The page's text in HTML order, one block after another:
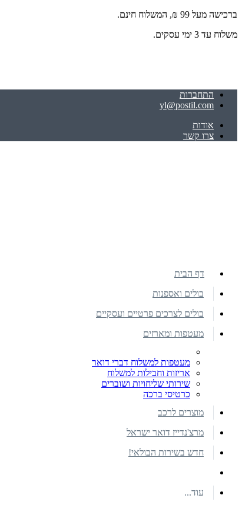
ברכישה מעל 99 ₪, המשלוח חינם.
משלוח עד 3 ימי עסקים.
התחברות
yl@postil.com
אודות
צרו קשר
דף הבית
בולים ואספנות
בולים לצרכים פרטיים ועסקיים
מעטפות ומארזים
מעטפות למשלוח דברי דואר
אריזות וחבילות למשלוח
שירותי שליחויות ושוברים
כרטיסי ברכה
מוצרים לרכב
מרצ'נדייז דואר ישראל
חדש בשירות הבולאי!
עוד...